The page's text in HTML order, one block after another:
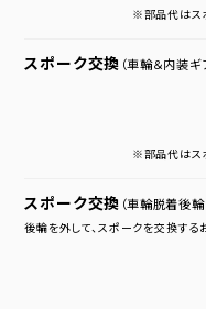
※部品代はス
スポーク交換 （車輪＆内装ギ
※部品代はス
スポーク交換 （車輪脱着後輪
後輪を外して、スポークを交換する